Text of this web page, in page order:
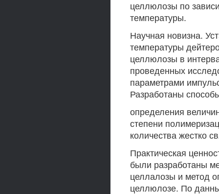
целлюлозы по
температуры.
Научная новизна.
температуры
целлюлозы в
проведенных
параметрами
Разработаны
определения
степени
количества жестко
Практическая
были разработаны
целлалозы и метод
целлюлозе. По